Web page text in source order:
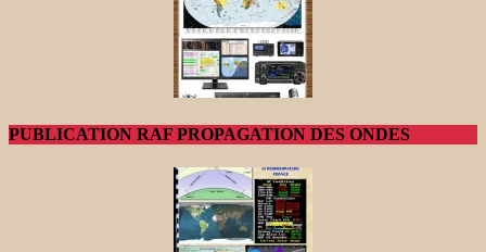
PUBLICATION RAF PROPAGATION DES ONDES